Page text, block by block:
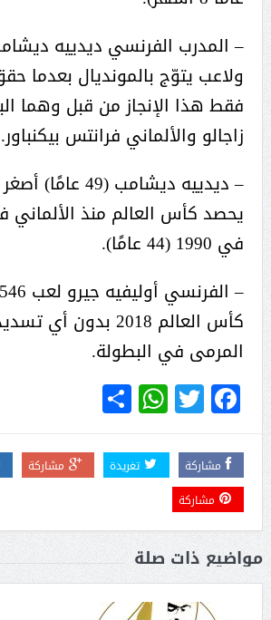
– المدرب الفرنسي ديدييه
ولاعب يتوّج بالمونديال بعدما
فقط هذا الإنجاز من قبل وهما
زاجالو والألماني فرانتس بيكنباور.
– ديدييه ديشامب (49
يحصد كأس العالم منذ الألماني
في 1990 (44 عامًا).
كأس العالم 2018 بدون
المرمى في البطولة.
Facebook
Twitter
WhatsApp
Share
مشاركة تغريدة مشاركة
مشاركة
مواضيع ذات صلة